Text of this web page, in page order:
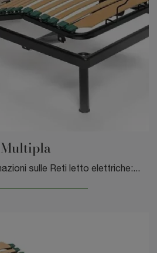
Multipla
Clicca e ottieni informazioni sulle Reti letto elettriche: se vuoi una rete letto, il modello Multipla DEM armonie del sonno fa per te.